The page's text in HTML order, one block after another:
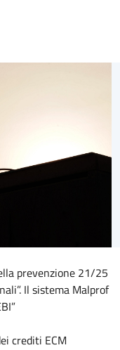
prevenzione 21/25
Il sistema Malprof
crediti ECM